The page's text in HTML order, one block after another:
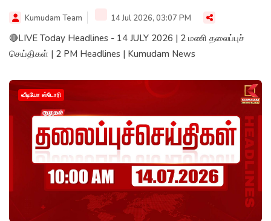
Kumudam Team 14 Jul 2026, 03:07 PM
🔴LIVE Today Headlines - 14 JULY 2026 | 2 மணி தலைப்புச்
செய்திகள் | 2 PM Headlines | Kumudam News
வீடியோ ஸ்டோரி